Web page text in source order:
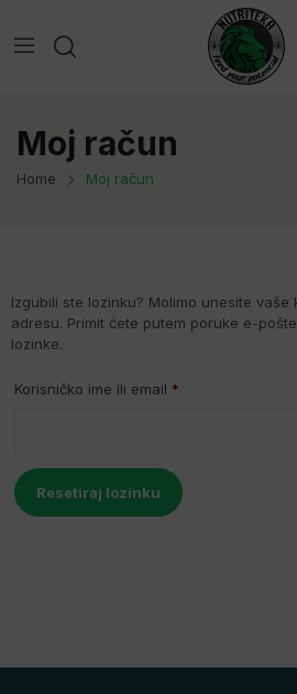
Moj račun
Home Moj račun
Izgubili ste lozinku? Molimo unesite vaše
adresu. Primit ćete putem poruke e-
lozinke.
Korisničko ime ili email *
Resetiraj lozinku